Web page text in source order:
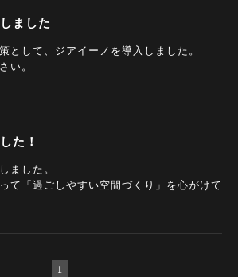
ました
として、ジアイーノを導入しました。
い。
た！
ました。
て「過ごしやすい空間づくり」を心がけて
1